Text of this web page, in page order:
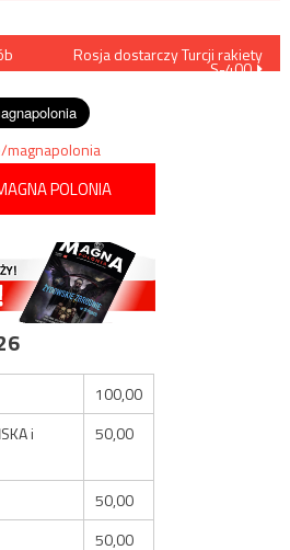
Rosja dostarczy Turcji rakiety
S-400
magnapolonia
POLONIA
100,00
i
50,00
50,00
50,00